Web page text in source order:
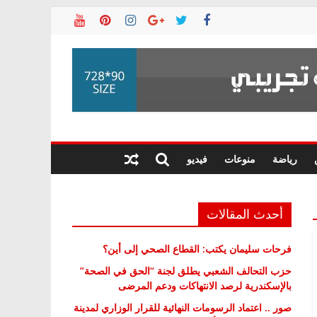
رياضة منوعات فيديو
أحدث المقالات
فرحات سليمان يكتب: القطاع الصحي إلى أين؟
حزب التحالف الشعبي يطلق لجنة “الحق في الصحة”
بالإسكندرية لرصد الانتهاكات ودعم المرضى
صور .. اعتماد الرسومات النهائية للقرار الوزاري لمدينة